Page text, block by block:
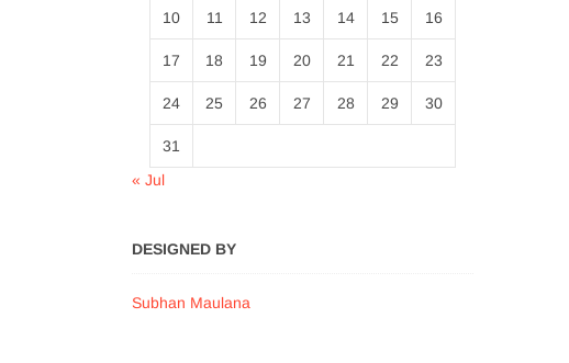
10 11 12 13 14 15 16
17 18 19 20 21 22 23
24 25 26 27 28 29 30
31
« Jul
DESIGNED BY
Subhan Maulana